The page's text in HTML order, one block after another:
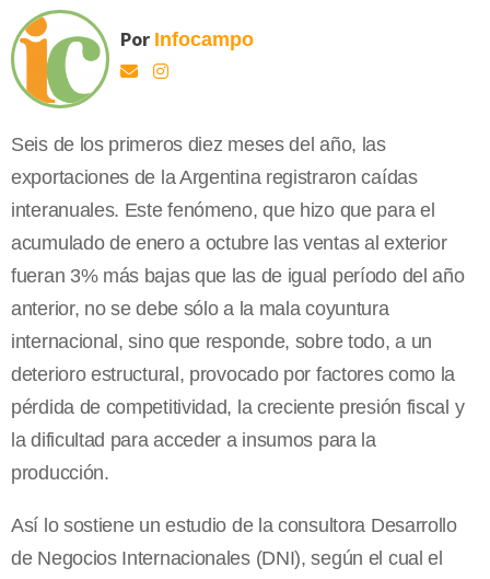
Por Infocampo
Seis de los primeros diez meses del año, las
exportaciones de la Argentina registraron caídas
interanuales. Este fenómeno, que hizo que para el
acumulado de enero a octubre las ventas al exterior
fueran 3% más bajas que las de igual período del año
anterior, no se debe sólo a la mala coyuntura
internacional, sino que responde, sobre todo, a un
deterioro estructural, provocado por factores como la
pérdida de competitividad, la creciente presión fiscal y
la dificultad para acceder a insumos para la
producción.
Así lo sostiene un estudio de la consultora Desarrollo
de Negocios Internacionales (DNI), según el cual el